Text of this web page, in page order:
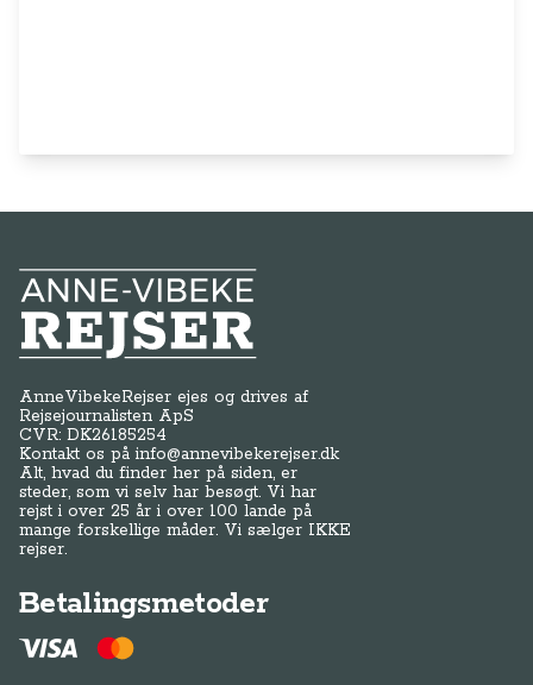
Anne-Vibeke Rejser
AnneVibekeRejser ejes og drives af
Rejsejournalisten ApS
CVR: DK26185254
Kontakt os påinfo@annevibekerejser.dk
Alt, hvad du finder her på siden, er
steder, som vi selv har besøgt. Vi har
rejst i over 25 år i over 100 lande på
mange forskellige måder. Vi sælger IKKE
rejser.
Betalingsmetoder